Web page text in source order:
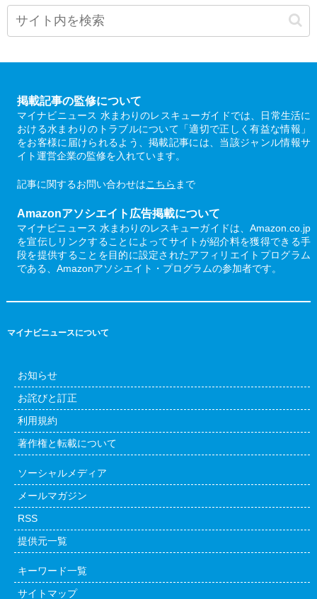
掲載記事の監修について
マイナビニュース 水まわりのレスキューガイドでは、日常生活に
おける水まわりのトラブルについて「適切で正しく有益な情報」
をお客様に届けられるよう、掲載記事には、当該ジャンル情報サ
イト運営企業の監修を入れています。
記事に関するお問い合わせはこちら まで
Amazonアソシエイト広告掲載について
マイナビニュース 水まわりのレスキューガイドは、Amazon.co.jp
を宣伝しリンクすることによってサイトが紹介料を獲得できる手
段を提供することを目的に設定されたアフィリエイトプログラム
である、Amazonアソシエイト・プログラムの参加者です。
マイナビニュースについて
お知らせ
お詫びと訂正
利用規約
著作権と転載について
ソーシャルメディア
メールマガジン
RSS
提供元一覧
キーワード一覧
サイトマップ